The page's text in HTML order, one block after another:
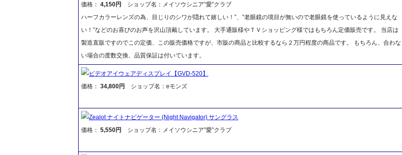
価格： 4,150円
ショップ名：メイソウシニア”愛”クラブ
ハーフカラーレンズの為、目じりのシワが隠れて嬉しい！”、”老眼鏡の境目が無いので老眼鏡を使っているように見えな
い！”などのお喜びのお声を沢山頂戴しています。 大手通販様やＴＶショッピング様ではもちろん定価販売です。 当店は
製造直販ですのでこの定価、この販売価格ですが、市販の商品と比較するなら２万円程度の商品です。 もちろん、合わな
い場合の度数交換、品質保証は付いています。
ビデオアイウェアディスプレイ【GVD-520】
価格： 34,800円 ショップ名：eモンズ
Zealot ナイトナビゲーター (Night Navigator) サングラス
価格： 5,550円 ショップ名：メイソウシニア”愛”クラブ